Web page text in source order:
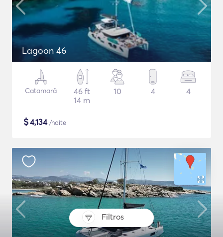
Filtros
Lagoon 46
Catamarã
46 ft
14 m
10 4 4
$4,134/noite